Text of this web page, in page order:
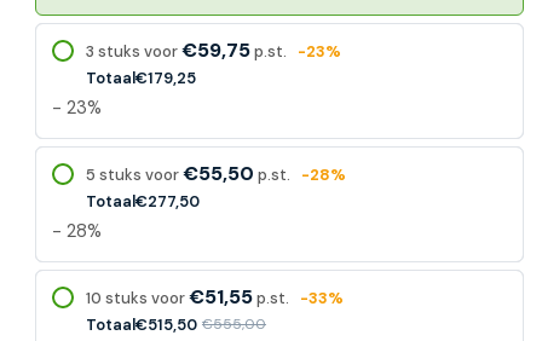
3 stuks voor€59,75p.st.
-23%
Totaal€179,25
- 23%
5 stuks voor€55,50 p.st.
-28%
Totaal€277,50
- 28%
10 stuks voor€51,55p.st.
-33%
Totaal€515,50 €555,00